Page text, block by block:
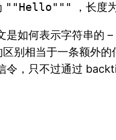
""Hello""" ，长度
是如何表示字符串的
区别相当于一条额外
令，只不过通过